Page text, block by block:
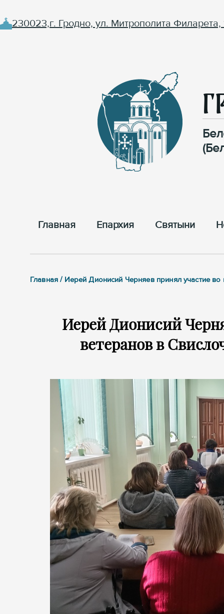
230023,г. Гродно, ул. Митрополита Филарета,
Главная Епархия Cвятыни
Главная / Иерей Дионисий Черняев принял участие
Иерей Дионисий
ветеранов в